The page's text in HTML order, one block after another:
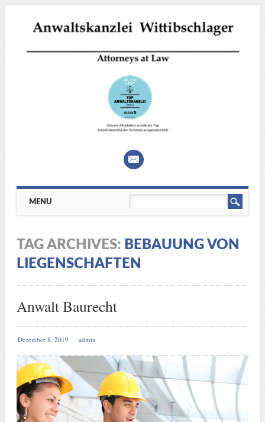
Main menu
MENU
TAG ARCHIVES: BEBAUUNG VON
LIEGENSCHAFTEN
Anwalt Baurecht
Dezember 8, 2019 admin